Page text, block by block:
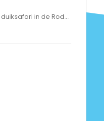
in de Rode
kleine groepen
persoonlijke
families of
vermijden.